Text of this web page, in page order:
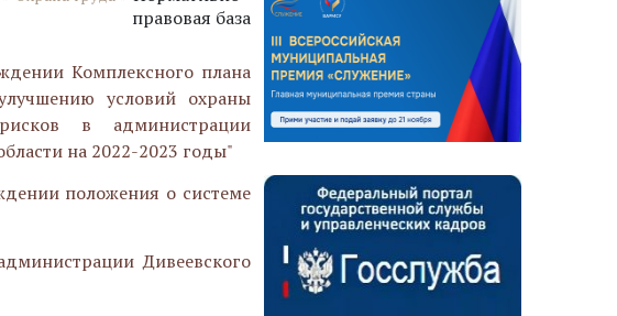
правовая база
Комплексного плана
условий охраны
в администрации
на 2022-2023 годы"
положения о системе
Дивеевского